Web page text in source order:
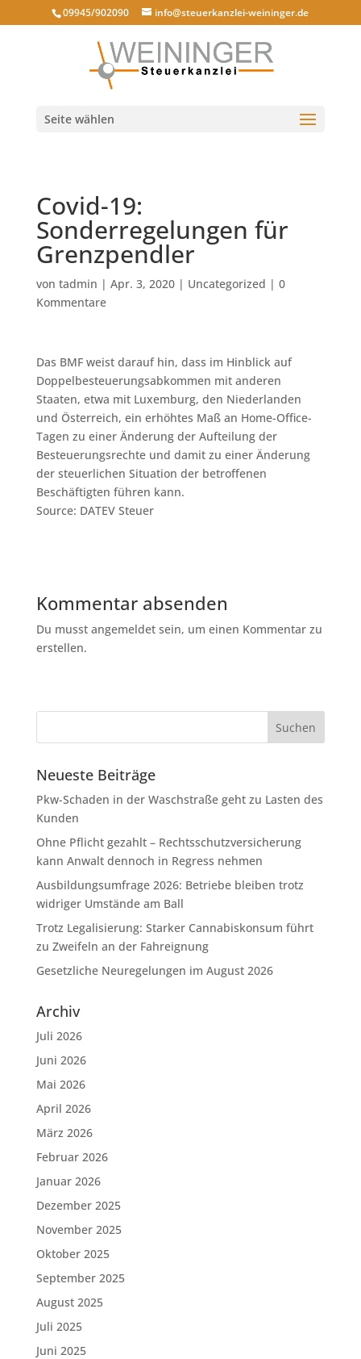
09945/902090 info@steuerkanzlei-weininger.de
Seite wählen
Covid-19:
Sonderregelungen für
Grenzpendler
von tadmin | Apr. 3, 2020| Uncategorized | 0
Kommentare
Das BMF weist darauf hin, dass im Hinblick auf
Doppelbesteuerungsabkommen mit anderen
Staaten, etwa mit Luxemburg, den Niederlanden
und Österreich, ein erhöhtes Maß an Home-Office-
Tagen zu einer Änderung der Aufteilung der
Besteuerungsrechte und damit zu einer Änderung
der steuerlichen Situation der betroffenen
Beschäftigten führen kann.
Source: DATEV Steuer
Kommentar absenden
Du musst angemeldet sein, um einen Kommentar zu
erstellen.
Neueste Beiträge
Pkw-Schaden in der Waschstraße geht zu Lasten des
Kunden
Ohne Pflicht gezahlt – Rechtsschutzversicherung
kann Anwalt dennoch in Regress nehmen
Ausbildungsumfrage 2026: Betriebe bleiben trotz
widriger Umstände am Ball
Trotz Legalisierung: Starker Cannabiskonsum führt
zu Zweifeln an der Fahreignung
Gesetzliche Neuregelungen im August 2026
Archiv
Juli 2026
Juni 2026
Mai 2026
April 2026
März 2026
Februar 2026
Januar 2026
Dezember 2025
November 2025
Oktober 2025
September 2025
August 2025
Juli 2025
Juni 2025